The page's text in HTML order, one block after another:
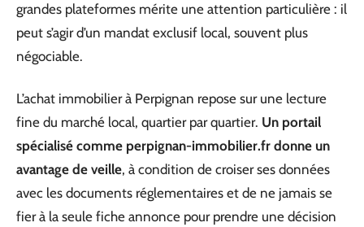
grandes plateformes mérite une attention particulière : il
peut s’agir d’un mandat exclusif local, souvent plus
négociable.
L’achat immobilier à Perpignan repose sur une lecture
fine du marché local, quartier par quartier. Un portail
spécialisé comme perpignan-immobilier.fr donne un
avantage de veille, à condition de croiser ses données
avec les documents réglementaires et de ne jamais se
fier à la seule fiche annonce pour prendre une décision